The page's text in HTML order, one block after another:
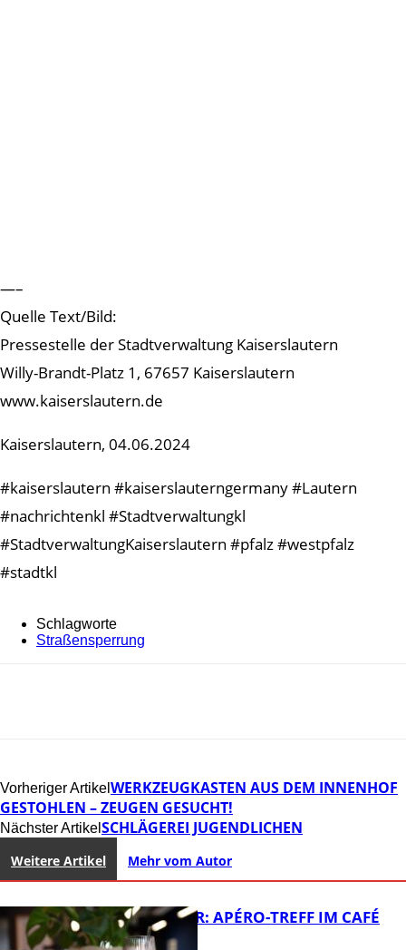
—–
Quelle Text/Bild:
Pressestelle der Stadtverwaltung Kaiserslautern
Willy-Brandt-Platz 1, 67657 Kaiserslautern
www.kaiserslautern.de
Kaiserslautern, 04.06.2024
#kaiserslautern #kaiserslauterngermany #Lautern
#nachrichtenkl #Stadtverwaltungkl
#StadtverwaltungKaiserslautern #pfalz #westpfalz
#stadtkl
Schlagworte
Straßensperrung
Vorheriger Artikel WERKZEUGKASTEN AUS DEM INNENHOF
GESTOHLEN – ZEUGEN GESUCHT!
Nächster Artikel SCHLÄGEREI JUGENDLICHEN
Weitere Artikel Mehr vom Autor
HOT SUMMER: APÉRO-TREFF IM CAFÉ
LUMA